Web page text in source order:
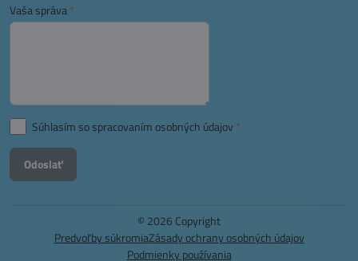
Vaša správa*
Súhlasím so spracovaním osobných údajov *
Odoslať
© 2026 Copyright
Predvoľby súkromiaZásady ochrany osobných údajov
Podmienky používania